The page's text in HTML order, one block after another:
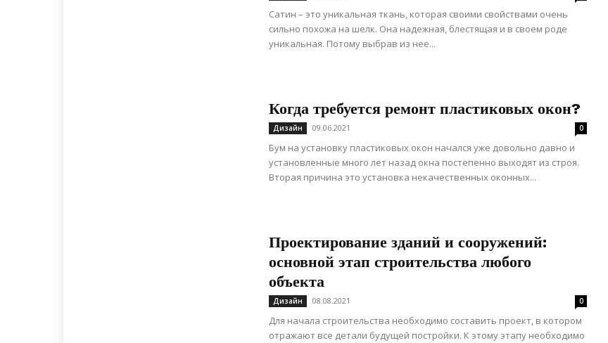
Сатин – это уникальная ткань, которая своими свойствами очень
сильно похожа на шелк. Она надежная, блестящая и в своем роде
уникальная. Потому выбрав из нее...
Когда требуется ремонт пластиковых окон?
Дизайн 09.06.2021 0
Бум на установку пластиковых окон начался уже довольно давно и
установленные много лет назад окна постепенно выходят из строя.
Вторая причина это установка некачественных оконных...
Проектирование зданий и сооружений:
основной этап строительства любого
объекта
Дизайн 08.08.2021 0
Для начала строительства необходимо составить проект, в котором
отражают все детали будущей постройки. К этому этапу необходимо